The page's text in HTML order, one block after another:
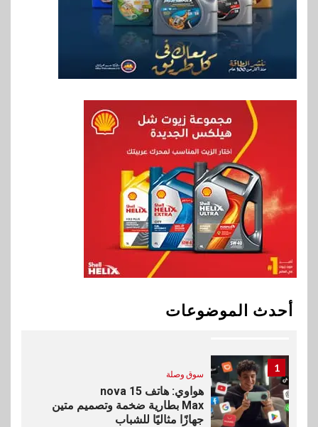
أحدث الموضوعات
استراتيجية مع MCS لإطلاق
محفظة التدريب الرسمية
لكاسبرسكي
8
بنك الإسكندرية يطلق الحساب
الجاري “ابدأ” اليومي
اخبار سيارات
شبكة لشحن المركبات الكهربائية
في مصر
10
بنوك
رئيسًا تنفيذيًا للمعاملات المصرفية
1
سوق وصلة
هواوي: هاتف nova 15
Max بطارية ضخمة وتصميم متين
جهازًا مثاليًا للشباب